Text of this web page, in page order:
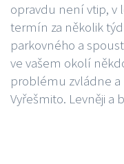
opravdu není vtip,
termín za několik
parkovného a
ve vašem okolí
problému zvládne a
Vyřešmito. Levněji a